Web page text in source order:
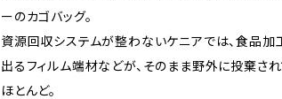
ーのカゴバッグ。
資源回収システムが整わないケニアでは、食品加
出るフィルム端材などが、そのまま野外に投棄さ
ほとんど。